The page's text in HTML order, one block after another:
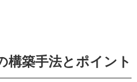
構築手法とポイント